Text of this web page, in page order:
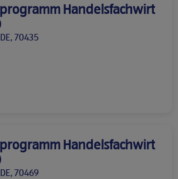
Handelsfachwirt
70435
Handelsfachwirt
70469